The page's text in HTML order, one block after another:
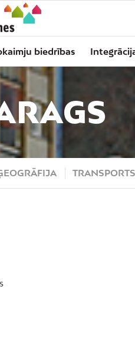
biedrības
TRANSPORTS